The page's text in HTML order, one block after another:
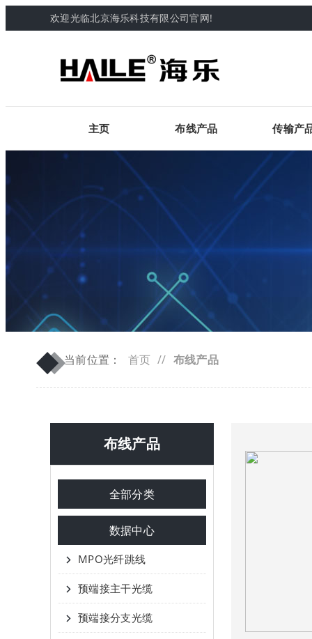
欢迎光临北京海乐科技有限公司官网!
主页 布线产品 传输产
◆
◆当前位置： 首页 // 布线产品
布线产品
全部分类
数据中心
MPO光纤跳线
预端接主干光缆
预端接分支光缆